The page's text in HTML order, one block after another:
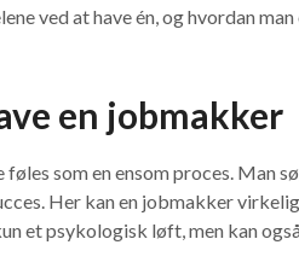
ved at have én, og hvordan
en jobmakker
som en ensom proces. Man
Her kan en jobmakker
et psykologisk løft, men kan